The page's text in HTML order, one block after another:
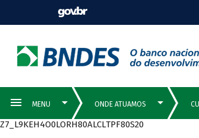
Z7_L9KEH4O0LORH80ALCLTPF80S20